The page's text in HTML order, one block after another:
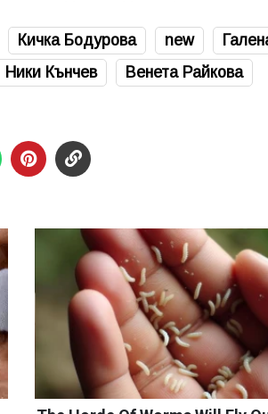
Кичка Бодурова new
Ники Кънчев
Венета Райкова